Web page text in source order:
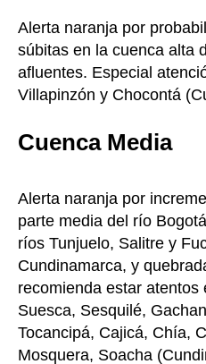
Alerta naranja por
súbitas en la cuenca alta
afluentes. Especial
Villapinzón y Chocontá
Cuenca Media
Alerta naranja por
parte media del río
ríos Tunjuelo, Salitre y
Cundinamarca, y
recomienda estar atentos
Suesca, Sesquilé,
Tocancipá, Cajicá, Chía,
Mosquera, Soacha